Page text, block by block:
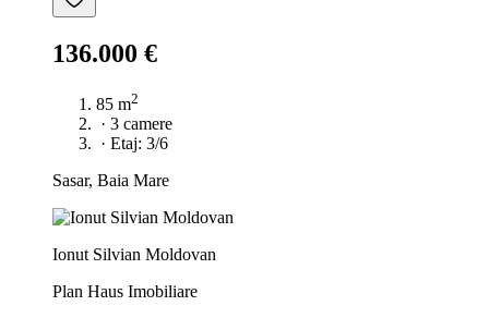
136.000 €
85 m2
· 3 camere
· Etaj: 3/6
Sasar, Baia Mare
Ionut Silvian Moldovan
Plan Haus Imobiliare